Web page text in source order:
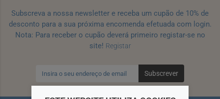
Subscreva a nossa newsletter e receba um cupão de 10% de
desconto para a sua próxima encomenda efetuada com login.
Nota: Para receber o cupão deverá primeiro registar-se no
site! Registar
Subscrever